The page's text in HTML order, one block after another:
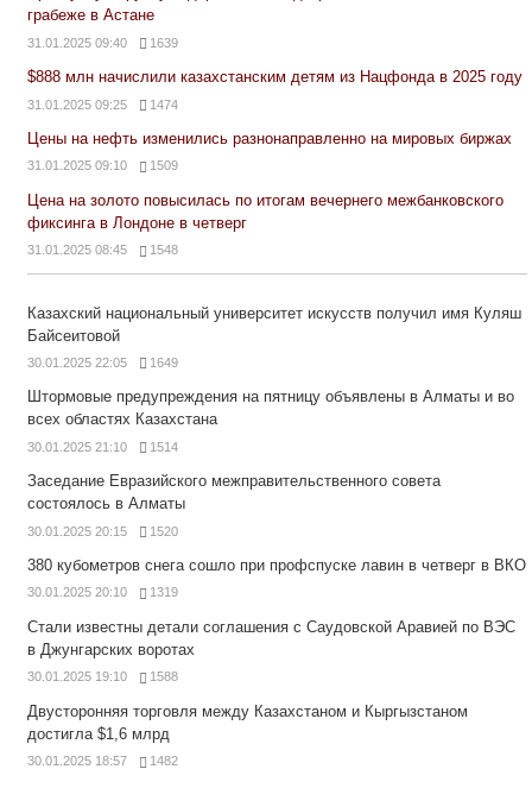
грабеже в Астане
31.01.2025 09:40 1639
$888 млн начислили казахстанским детям из Нацфонда в 2025 году
31.01.2025 09:25 1474
Цены на нефть изменились разнонаправленно на мировых биржах
31.01.2025 09:10 1509
Цена на золото повысилась по итогам вечернего межбанковского
фиксинга в Лондоне в четверг
31.01.2025 08:45 1548
Казахский национальный университет искусств получил имя Куляш
Байсеитовой
30.01.2025 22:05 1649
Штормовые предупреждения на пятницу объявлены в Алматы и во
всех областях Казахстана
30.01.2025 21:10 1514
Заседание Евразийского межправительственного совета
состоялось в Алматы
30.01.2025 20:15 1520
380 кубометров снега сошло при профспуске лавин в четверг в ВКО
30.01.2025 20:10 1319
Стали известны детали соглашения с Саудовской Аравией по ВЭС
в Джунгарских воротах
30.01.2025 19:10 1588
Двусторонняя торговля между Казахстаном и Кыргызстаном
достигла $1,6 млрд
30.01.2025 18:57 1482